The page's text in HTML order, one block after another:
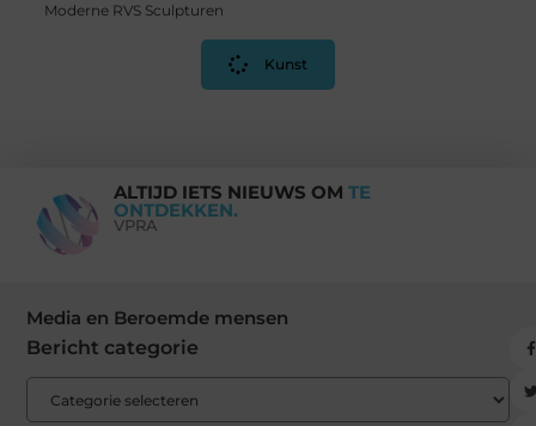
Moderne RVS Sculpturen
Kunst
ALTIJD IETS NIEUWS OM TE
ONTDEKKEN.
VPRA
Media en Beroemde mensen
Bericht categorie